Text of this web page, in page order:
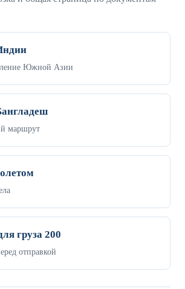
Южной Азии
маршрут
груза 200
отправкой